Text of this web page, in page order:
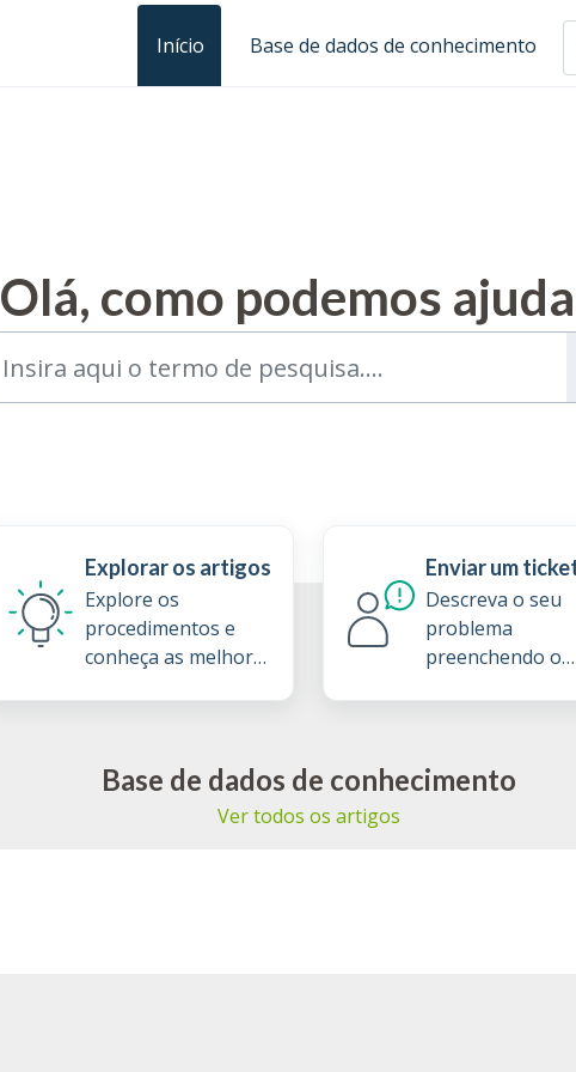
Início Base de dados de conhecimento
Olá, como podemos
Explorar os artigos
Explore os
procedimentos e
conheça as melhores
Enviar um
Descreva o seu
problema
preenchendo o
Base de dados de conhecimento
Ver todos os artigos